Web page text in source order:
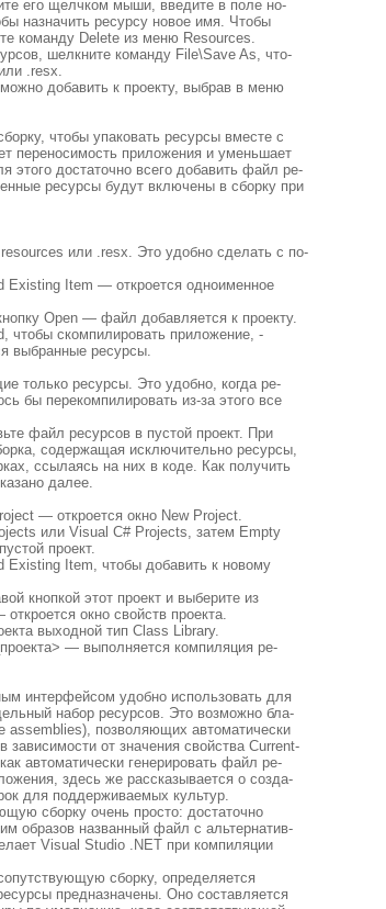
его щелчком мыши, введите в поле но-
назначить ресурсу новое имя. Чтобы
команду Delete из меню Resources.
шелкните команду File\Save As, что-
.resx.
добавить к проекту, выбрав в меню
чтобы упаковать ресурсы вместе с
переносимость приложения и уменьшает
этого достаточно всего добавить файл ре-
ресурсы будут включены в сборку при
или .resx. Это удобно сделать с по-
Item — откроется одноименное
Open — файл добавляется к проекту.
чтобы скомпилировать приложение, -
выбранные ресурсы.
только ресурсы. Это удобно, когда ре-
бы перекомпилировать из-за этого все
файл ресурсов в пустой проект. При
содержащая исключительно ресурсы,
ссылаясь на них в коде. Как получить
далее.
— откроется окно New Project.
или Visual C# Projects, затем Empty
проект.
Item, чтобы добавить к новому
кнопкой этот проект и выберите из
окно свойств проекта.
выходной тип Class Library.
— выполняется компиляция ре-
интерфейсом удобно использовать для
набор ресурсов. Это возможно бла-
assemblies), позволяющих автоматически
зависимости от значения свойства Current-
автоматически генерировать файл ре-
здесь же рассказывается о созда-
для поддерживаемых культур.
сборку очень просто: достаточно
образов названный файл с альтернатив-
Visual Studio .NET при компиляции
сборку, определяется
предназначены. Оно составляется